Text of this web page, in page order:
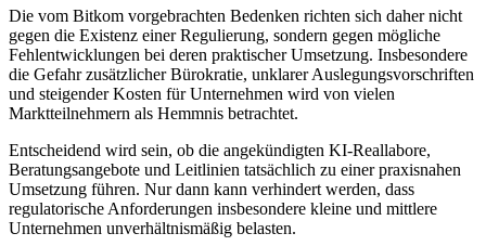
Die vom Bitkom vorgebrachten Bedenken richten sich daher nicht
gegen die Existenz einer Regulierung, sondern gegen mögliche
Fehlentwicklungen bei deren praktischer Umsetzung. Insbesondere
die Gefahr zusätzlicher Bürokratie, unklarer Auslegungsvorschriften
und steigender Kosten für Unternehmen wird von vielen
Marktteilnehmern als Hemmnis betrachtet.
Entscheidend wird sein, ob die angekündigten KI-Reallabore,
Beratungsangebote und Leitlinien tatsächlich zu einer praxisnahen
Umsetzung führen. Nur dann kann verhindert werden, dass
regulatorische Anforderungen insbesondere kleine und mittlere
Unternehmen unverhältnismäßig belasten.